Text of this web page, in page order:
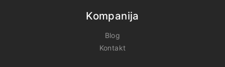
Kompanija
Blog
Kontakt